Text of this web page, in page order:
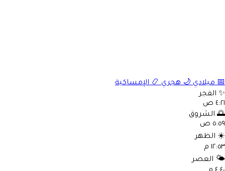
📅 ميلادي 🌙 هجري 📿 الإمساكية
✨ الفجر
٤:٢١ ص
🌅 الشروق
٥:٥٩ ص
☀️ الظهر
١٢:٥٣ م
🌤️ العصر